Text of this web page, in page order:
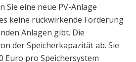
Sie eine neue PV-Anlage
keine rückwirkende Förderung
Anlagen gibt. Die
der Speicherkapazität ab. Sie
Euro pro Speichersystem